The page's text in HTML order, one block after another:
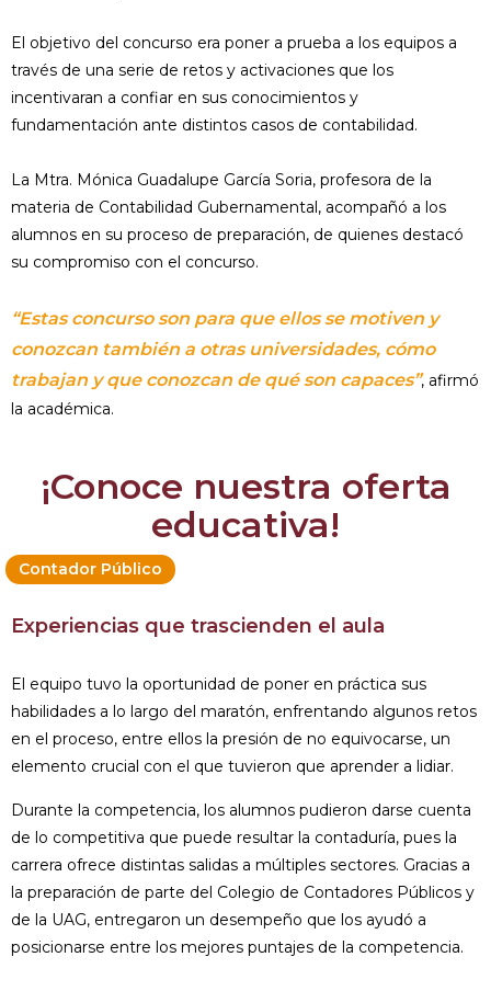
El objetivo del concurso era poner a prueba a los equipos a
través de una serie de retos y activaciones que los
incentivaran a confiar en sus conocimientos y
fundamentación ante distintos casos de contabilidad.
La Mtra. Mónica Guadalupe García Soria, profesora de la
materia de Contabilidad Gubernamental, acompañó a los
alumnos en su proceso de preparación, de quienes destacó
su compromiso con el concurso.
“Estas concurso son para que ellos se motiven y
conozcan también a otras universidades, cómo
trabajan y que conozcan de qué son capaces”, afirmó
la académica.
¡Conoce nuestra oferta
educativa!
Contador Público
Experiencias que trascienden el aula
El equipo tuvo la oportunidad de poner en práctica sus
habilidades a lo largo del maratón, enfrentando algunos retos
en el proceso, entre ellos la presión de no equivocarse, un
elemento crucial con el que tuvieron que aprender a lidiar.
Durante la competencia, los alumnos pudieron darse cuenta
de lo competitiva que puede resultar la contaduría, pues la
carrera ofrece distintas salidas a múltiples sectores. Gracias a
la preparación de parte del Colegio de Contadores Públicos y
de la UAG, entregaron un desempeño que los ayudó a
posicionarse entre los mejores puntajes de la competencia.